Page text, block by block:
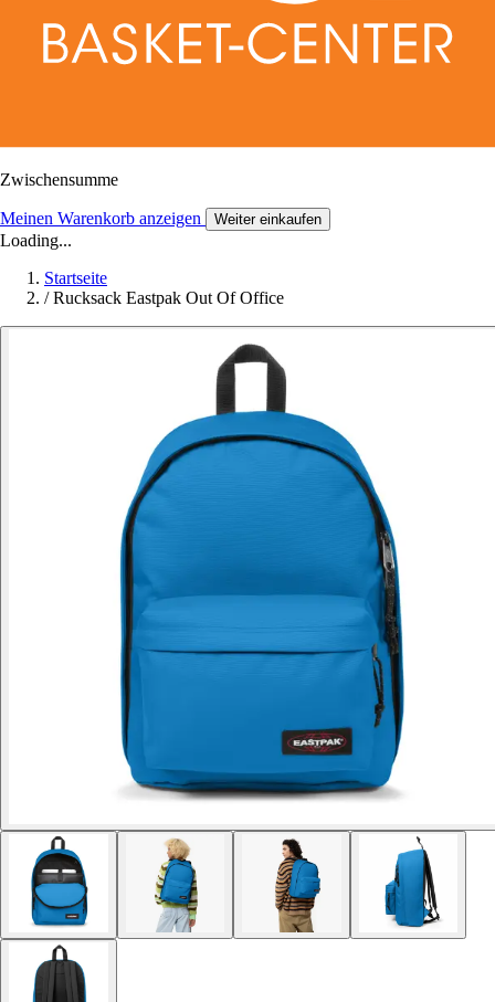
Zwischensumme
Meinen Warenkorb anzeigen Weiter einkaufen
Loading...
Startseite
/ Rucksack Eastpak Out Of Office